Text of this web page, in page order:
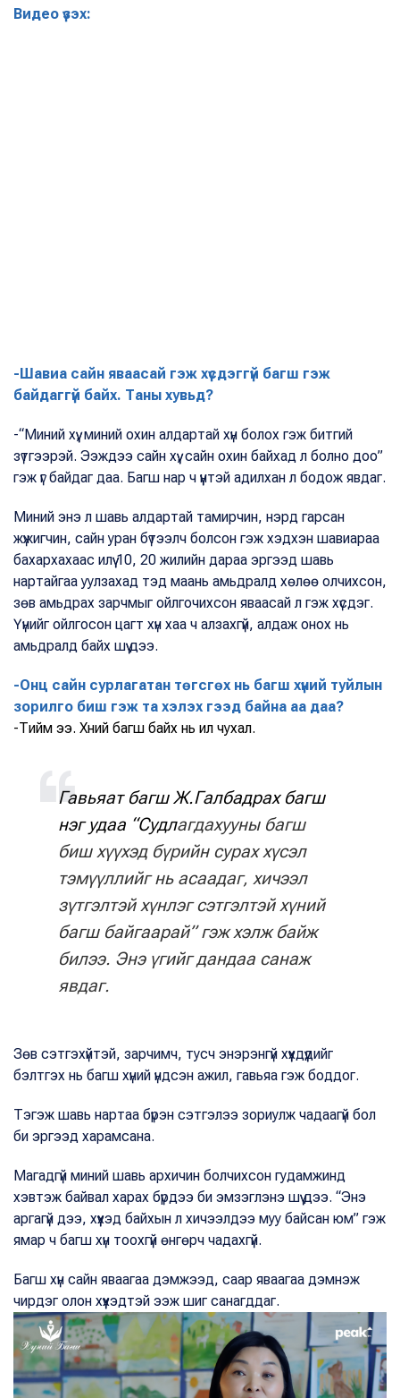
Видео үзэх:
-Шавиа сайн яваасай гэж хүсдэггүй багш гэж
байдаггүй байх. Таны хувьд?
-“Миний хүү, миний охин алдартай хүн болох гэж битгий
зүтгээрэй. Ээждээ сайн хүү, сайн охин байхад л болно доо”
гэж үг байдаг даа. Багш нар ч үүнтэй адилхан л бодож явдаг.
Миний энэ л шавь алдартай тамирчин, нэрд гарсан
жүжигчин, сайн уран бүтээлч болсон гэж хэдхэн шавиараа
бахархахаас илүү 10, 20 жилийн дараа эргээд шавь
нартайгаа уулзахад тэд маань амьдралд хөлөө олчихсон,
зөв амьдрах зарчмыг ойлгочихсон яваасай л гэж хүсдэг.
Үүнийг ойлгосон цагт хүн хаа ч алзахгүй, алдаж онох нь
амьдралд байх шүү дээ.
-Онц сайн сурлагатан төгсгөх нь багш хүний туйлын
зорилго биш гэж та хэлэх гээд байна аа даа?
-Тийм ээ. Хүний багш байх нь илүү чухал.
Гавьяат багш Ж.Галбадрах багш
нэг удаа “Судлагдахууны багш
биш хүүхэд бүрийн сурах хүсэл
тэмүүллийг нь асаадаг, хичээл
зүтгэлтэй хүнлэг сэтгэлтэй хүний
багш байгаарай” гэж хэлж байж
билээ. Энэ үгийг дандаа санаж
явдаг.
Зөв сэтгэхүйтэй, зарчимч, тусч энэрэнгүй хүүхдүүдийг
бэлтгэх нь багш хүний үндсэн ажил, гавьяа гэж боддог.
Тэгэж шавь нартаа бүрэн сэтгэлээ зориулж чадаагүй бол
би эргээд харамсана.
Магадгүй миний шавь архичин болчихсон гудамжинд
хэвтэж байвал харах бүрдээ би эмзэглэнэ шүү дээ. “Энэ
аргагүй дээ, хүүхэд байхын л хичээлдээ муу байсан юм” гэж
ямар ч багш хүн тоохгүй өнгөрч чадахгүй.
Багш хүн сайн яваагаа дэмжээд, саар яваагаа дэмнэж
чирдэг олон хүүхэдтэй ээж шиг санагддаг.